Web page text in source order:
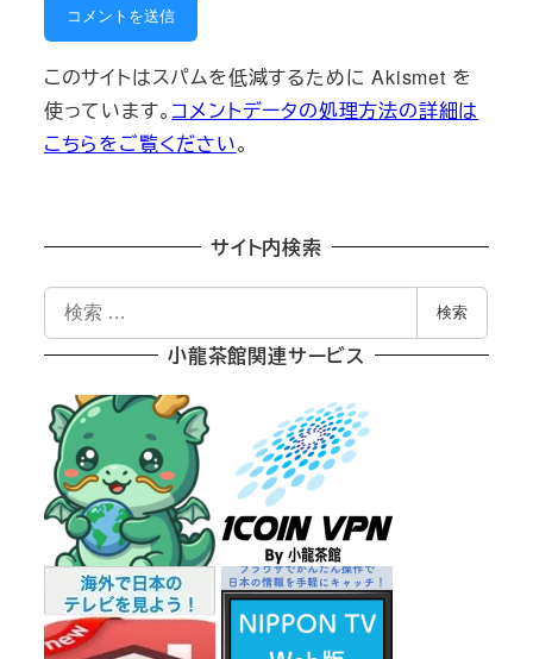
このサイトはスパムを低減するために Akismet を
使っています。 コメントデータの処理方法の詳細は
こちらをご覧ください。
サイト内検索
検
索
検索
小龍茶館関連サービス